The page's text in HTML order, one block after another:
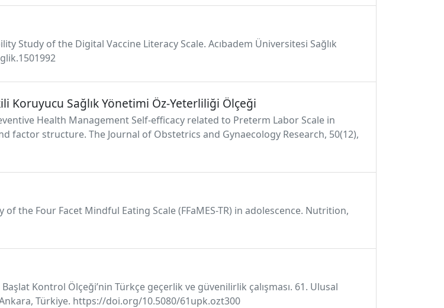
Study of the Digital Vaccine Literacy Scale. Acıbadem Üniversitesi Sağlık
Koruyucu Sağlık Yönetimi Öz-Yeterliliği Ölçeği
Health Management Self-efficacy related to Preterm Labor Scale in
structure. The Journal of Obstetrics and Gynaecology Research, 50(12),
the Four Facet Mindful Eating Scale (FFaMES-TR) in adolescence. Nutrition,
Kontrol Ölçeği’nin Türkçe geçerlik ve güvenilirlik çalışması. 61. Ulusal
Türkiye. https://doi.org/10.5080/61upk.ozt300